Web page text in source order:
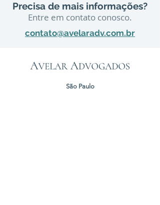
Precisa de mais informações?
Entre em contato conosco.
contato@avelaradv.com.br
São Paulo